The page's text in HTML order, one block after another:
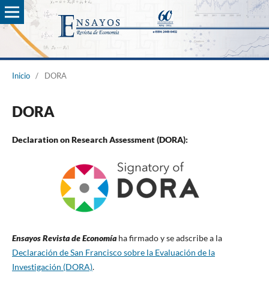
Inicio / DORA
DORA
Declaration on Research Assessment (DORA):
Ensayos Revista de Economíaha firmado y se adscribe a la
Declaración de San Francisco sobre la Evaluación de la
Investigación (DORA).